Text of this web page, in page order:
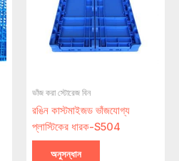
ভাঁজ করা স্টোরেজ বিন
রঙিন কাস্টমাইজড ভাঁজযোগ্য
প্লাস্টিকের ধারক-S504
অনুসন্ধান